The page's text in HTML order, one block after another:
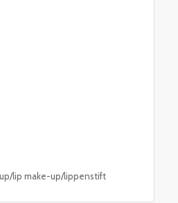
lip make-up/lippenstift